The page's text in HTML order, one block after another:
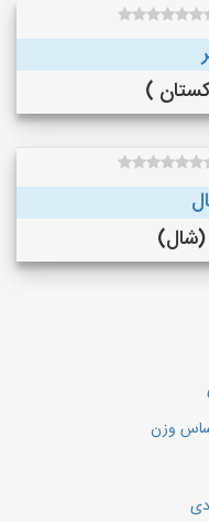
وزن